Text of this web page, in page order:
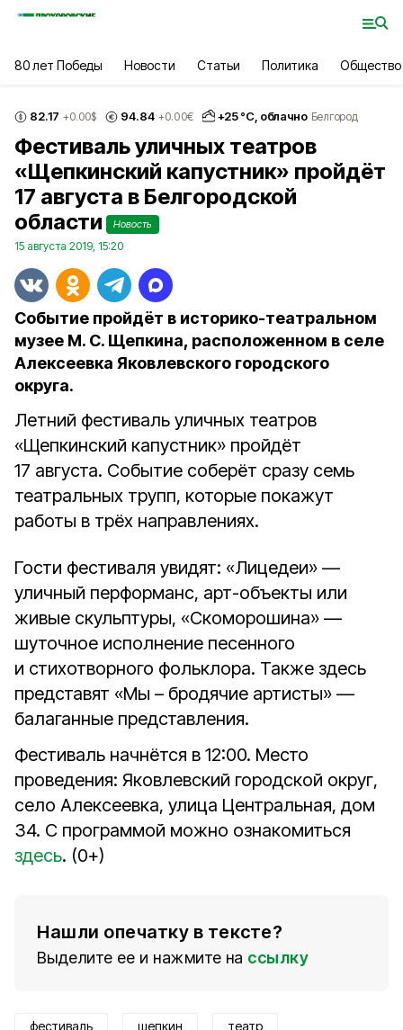
80 лет Победы Новости Статьи Политика Общество
82.17 +0.00$ 94.84 +0.00€ +25°С, облачно Белгород
Фестиваль уличных театров
«Щепкинский капустник» пройдёт
17 августа в Белгородской
области
Новость
15 августа 2019, 15:20
Событие пройдёт в историко-театральном
музее М. С. Щепкина, расположенном в селе
Алексеевка Яковлевского городского
округа.
Летний фестиваль уличных театров
«Щепкинский капустник» пройдёт
17 августа. Событие соберёт сразу семь
театральных трупп, которые покажут
работы в трёх направлениях.
Гости фестиваля увидят: «Лицедеи» —
уличный перформанс, арт-объекты или
живые скульптуры, «Скоморошина» —
шуточное исполнение песенного
и стихотворного фольклора. Также здесь
представят «Мы – бродячие артисты» —
балаганные представления.
Фестиваль начнётся в 12:00. Место
проведения: Яковлевский городской округ,
село Алексеевка, улица Центральная, дом
34. С программой можно ознакомиться
здесь. (0+)
Нашли опечатку в тексте?
Выделите ее и нажмите на ссылку
фестиваль щепкин театр